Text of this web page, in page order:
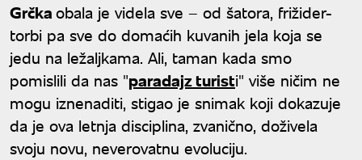
Grčkaobala je videla sve – od šatora, frižider-
torbi pa sve do domaćih kuvanih jela koja se
jedu na ležaljkama. Ali, taman kada smo
pomislili da nas "paradajz turisti" više ničim ne
mogu iznenaditi, stigao je snimak koji dokazuje
da je ova letnja disciplina, zvanično, doživela
svoju novu, neverovatnu evoluciju.